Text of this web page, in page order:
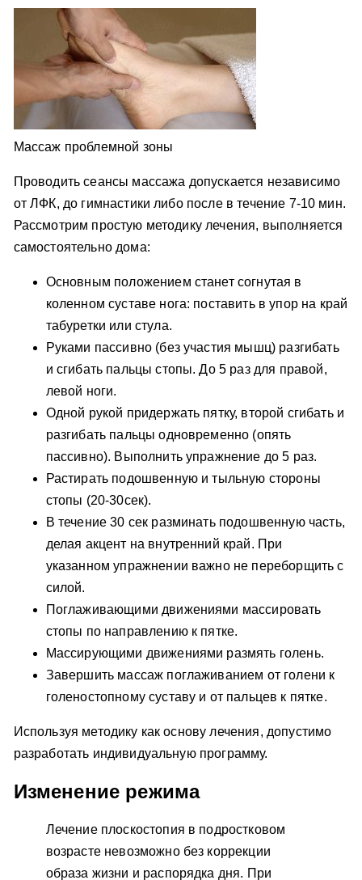
Массаж проблемной зоны
Проводить сеансы массажа допускается независимо
от ЛФК, до гимнастики либо после в течение 7-10 мин.
Рассмотрим простую методику лечения, выполняется
самостоятельно дома:
Основным положением станет согнутая в
коленном суставе нога: поставить в упор на край
табуретки или стула.
Руками пассивно (без участия мышц) разгибать
и сгибать пальцы стопы. До 5 раз для правой,
левой ноги.
Одной рукой придержать пятку, второй сгибать и
разгибать пальцы одновременно (опять
пассивно). Выполнить упражнение до 5 раз.
Растирать подошвенную и тыльную стороны
стопы (20-30сек).
В течение 30 сек разминать подошвенную часть,
делая акцент на внутренний край. При
указанном упражнении важно не переборщить с
силой.
Поглаживающими движениями массировать
стопы по направлению к пятке.
Массирующими движениями размять голень.
Завершить массаж поглаживанием от голени к
голеностопному суставу и от пальцев к пятке.
Используя методику как основу лечения, допустимо
разработать индивидуальную программу.
Изменение режима
Лечение плоскостопия в подростковом
возрасте невозможно без коррекции
образа жизни и распорядка дня. При